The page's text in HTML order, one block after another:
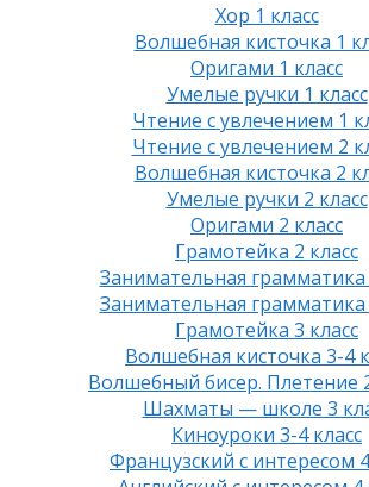
Хор 1 класс
Волшебная кисточка 1
Оригами 1 класс
Умелые ручки 1 класс
Чтение с увлечением 1
Чтение с увлечением 2
Волшебная кисточка 2
Умелые ручки 2 класс
Оригами 2 класс
Грамотейка 2 класс
Занимательная грамматика
Занимательная грамматика
Грамотейка 3 класс
Волшебная кисточка 3-4
Волшебный бисер. Плетение
Шахматы — школе 3
Киноуроки 3-4 класс
Французский с интересом